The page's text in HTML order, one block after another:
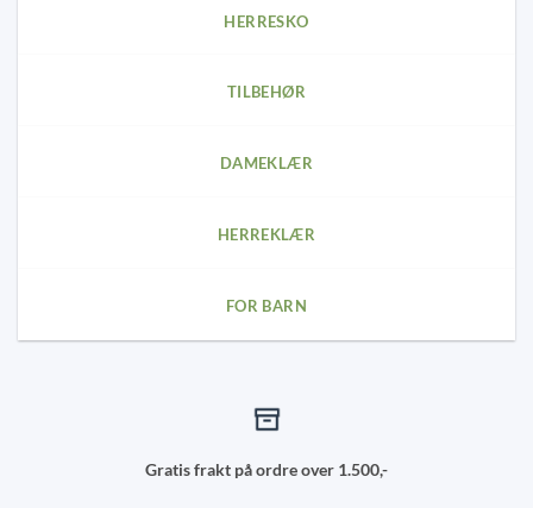
HERRESKO
TILBEHØR
DAMEKLÆR
HERREKLÆR
FOR BARN
Gratis frakt på ordre over 1.500,-